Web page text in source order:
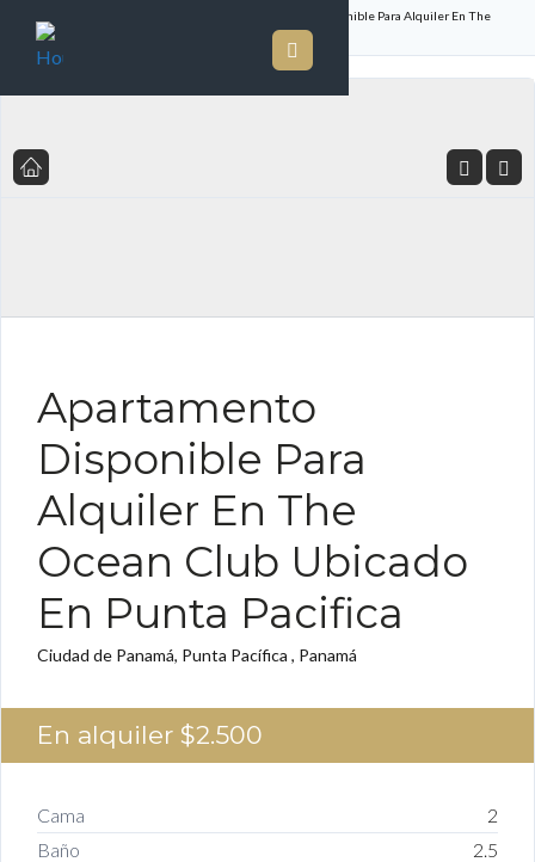
Apartamento Disponible Para Alquiler En The
Ocean Club Ubicado En Punta Pacifica
Apartamento
Disponible Para
Alquiler En The
Ocean Club Ubicado
En Punta Pacifica
Ciudad de Panamá, Punta Pacífica , Panamá
En alquiler $2.500
Cama
2
Baño
2.5